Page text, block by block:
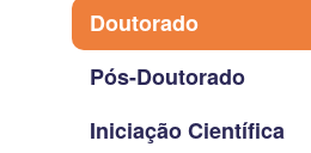
Doutorado
Pós-Doutorado
Iniciação Científica